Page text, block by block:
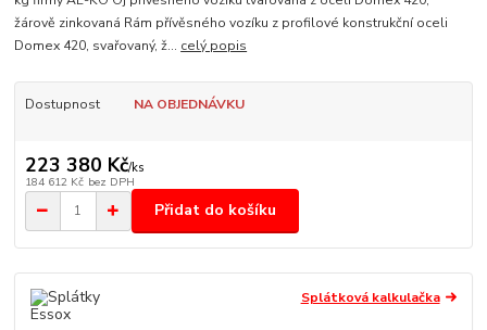
žárově zinkovaná Rám přívěsného vozíku z profilové konstrukční oceli
Domex 420, svařovaný, ž... celý popis
Dostupnost NA OBJEDNÁVKU
223 380 Kč/ks
184 612 Kč bez DPH
Přidat do košíku
Splátková kalkulačka